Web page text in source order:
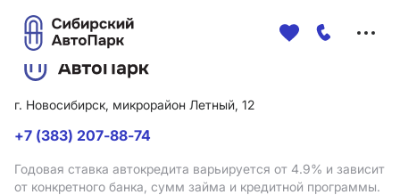
г. Новосибирск, микрорайон Летный, 12
+7 (383) 207-88-74
Годовая ставка автокредита варьируется от 4.9% и зависит
от конкретного банка, сумм займа и кредитной программы.